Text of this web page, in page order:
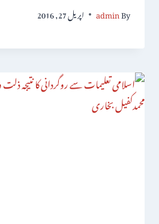
By
admin اپریل 27, 2016